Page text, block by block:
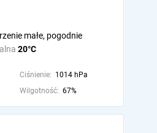
20°C
małe, pogodnie
Ciśnienie: 1014 hPa
Wilgotność: 67%